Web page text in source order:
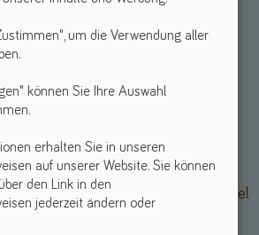
Hilfsmittel? *
Erfahrungen mit diesem Hilfsmittel
um die Verwendung aller
können Sie Ihre Auswahl
erhalten Sie in unseren
auf unserer Website. Sie können
den Link in den
jederzeit ändern oder